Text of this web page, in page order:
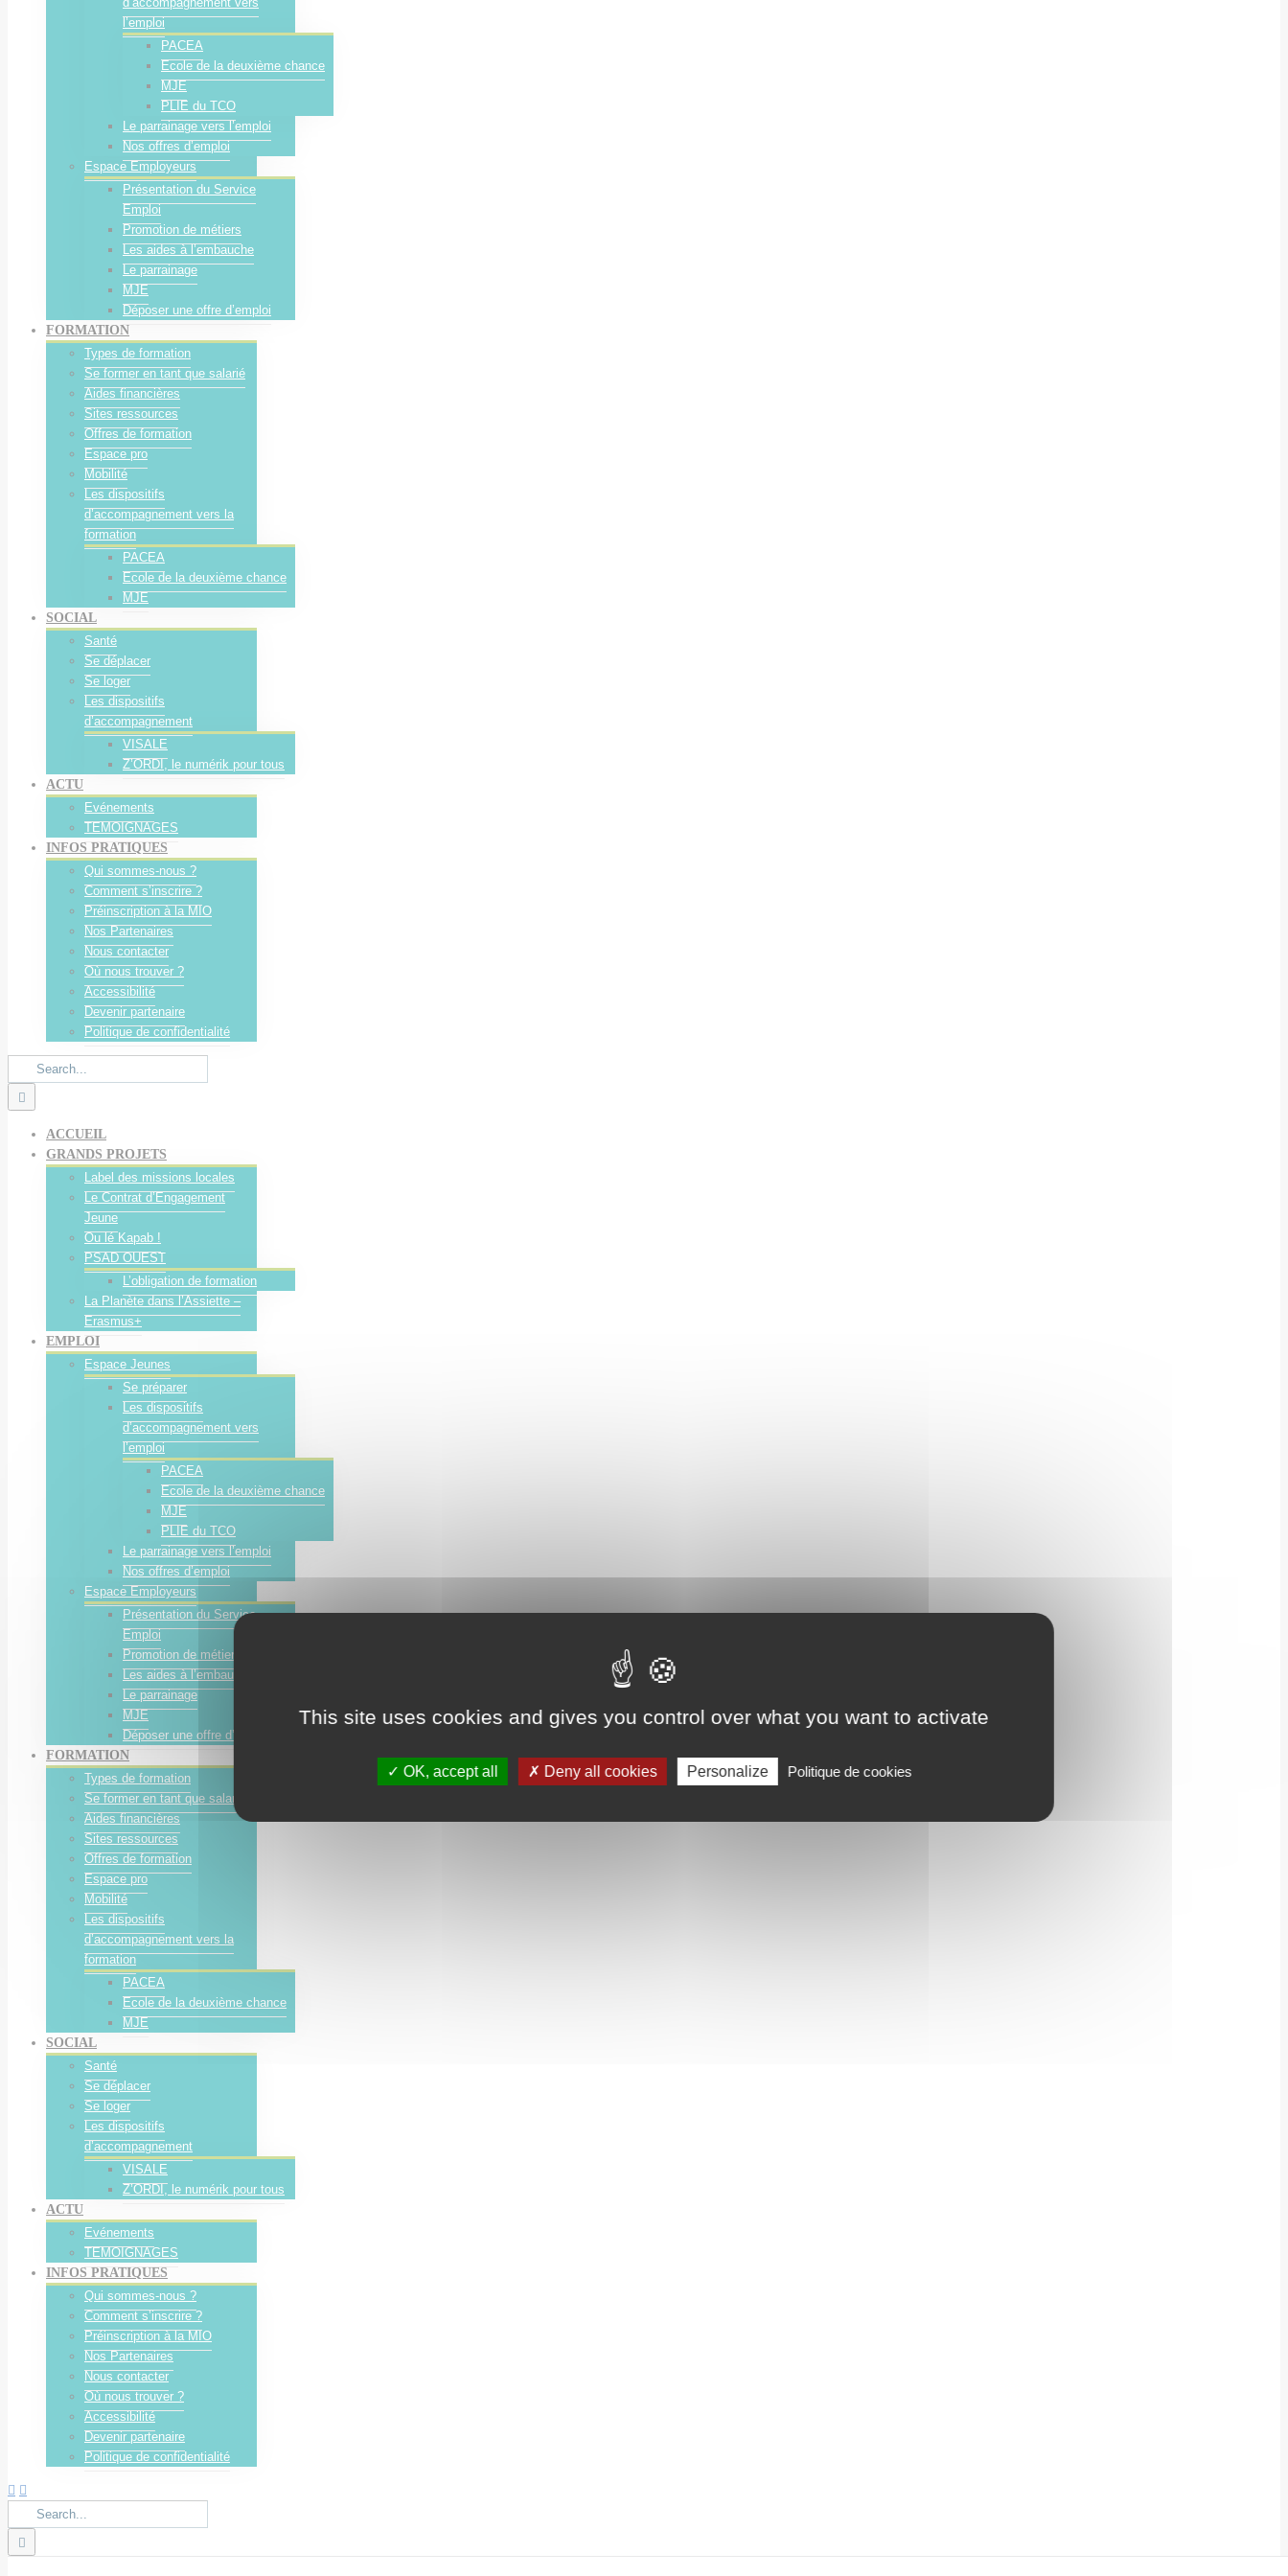
l’emploi
PACEA
Ecole de la deuxième chance
MJE
PLIE du TCO
Le parrainage vers l’emploi
Nos offres d’emploi
Espace Employeurs
Présentation du Service
Emploi
Promotion de métiers
Les aides à l’embauche
Le parrainage
MJE
Déposer une offre d’emploi
FORMATION
Types de formation
Se former en tant que salarié
Aides financières
Sites ressources
Offres de formation
Espace pro
Mobilité
Les dispositifs
d’accompagnement vers la
formation
PACEA
Ecole de la deuxième chance
MJE
SOCIAL
Santé
Se déplacer
Se loger
Les dispositifs
d’accompagnement
VISALE
Z’ORDI, le numérik pour tous
ACTU
Evénements
TEMOIGNAGES
INFOS PRATIQUES
Qui sommes-nous ?
Comment s’inscrire ?
Préinscription à la MIO
Nos Partenaires
Nous contacter
Où nous trouver ?
Accessibilité
Devenir partenaire
Politique de confidentialité
Search
for:
ACCUEIL
GRANDS PROJETS
Label des missions locales
Le Contrat d’Engagement
Jeune
Ou lé Kapab !
PSAD OUEST
L’obligation de formation
La Planète dans l’Assiette –
Erasmus+
EMPLOI
Espace Jeunes
Se préparer
Les dispositifs
d’accompagnement vers
l’emploi
PACEA
Ecole de la deuxième chance
MJE
PLIE du TCO
Le parrainage vers l’emploi
Nos offres d’emploi
Espace Employeurs
Présentation du Service
Emploi
Promotion de métiers
Les aides à l’embauche
Le parrainage
MJE
Déposer une offre d’emploi
FORMATION
Types de formation
Se former en tant que salarié
Aides financières
Sites ressources
Offres de formation
Espace pro
Mobilité
Les dispositifs
d’accompagnement vers la
formation
PACEA
Ecole de la deuxième chance
MJE
SOCIAL
Santé
Se déplacer
Se loger
Les dispositifs
d’accompagnement
VISALE
Z’ORDI, le numérik pour tous
ACTU
Evénements
TEMOIGNAGES
INFOS PRATIQUES
Qui sommes-nous ?
Comment s’inscrire ?
Préinscription à la MIO
Nos Partenaires
Nous contacter
Où nous trouver ?
Accessibilité
Devenir partenaire
Politique de confidentialité
Search
for:
This site uses cookies and gives you control over what you want to activate
OK, accept all Deny all cookies Personalize Politique de cookies